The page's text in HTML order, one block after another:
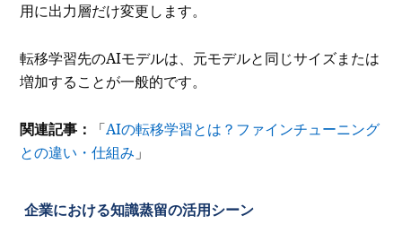
用に出力層だけ変更します。
転移学習先のAIモデルは、元モデルと同じサイズまたは
増加することが一般的です。
関連記事： 「AIの転移学習とは？ファインチューニング
との違い・仕組み 」
企業における知識蒸留の活用シーン